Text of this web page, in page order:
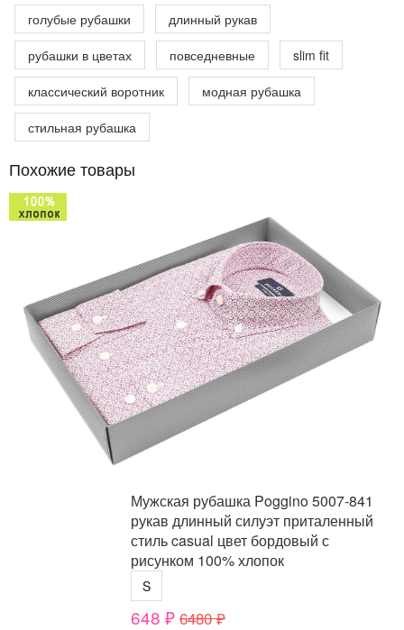
голубые рубашки
длинный рукав
рубашки в цветах
повседневные
slim fit
классический воротник
модная рубашка
стильная рубашка
Похожие товары
Мужская рубашка Poggino 5007-841
рукав длинный силуэт приталенный
стиль casual цвет бордовый с
рисунком 100% хлопок
S
648 ₽ 6480 ₽